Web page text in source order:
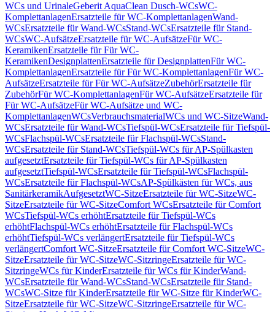
WCs und UrinaleGeberit AquaClean Dusch-WCsWC-
KomplettanlagenErsatzteile für WC-KomplettanlagenWand-
WCsErsatzteile für Wand-WCsStand-WCsErsatzteile für Stand-
WCsWC-AufsätzeErsatzteile für WC-AufsätzeFür WC-
KeramikenErsatzteile für Für WC-
KeramikenDesignplattenErsatzteile für DesignplattenFür WC-
KomplettanlagenErsatzteile für Für WC-KomplettanlagenFür WC-
AufsätzeErsatzteile für Für WC-AufsätzeZubehörErsatzteile für
ZubehörFür WC-KomplettanlagenFür WC-AufsätzeErsatzteile für
Für WC-AufsätzeFür WC-Aufsätze und WC-
KomplettanlagenWCsVerbrauchsmaterialWCs und WC-SitzeWand-
WCsErsatzteile für Wand-WCsTiefspül-WCsErsatzteile für Tiefspül-
WCsFlachspül-WCsErsatzteile für Flachspül-WCsStand-
WCsErsatzteile für Stand-WCsTiefspül-WCs für AP-Spülkasten
aufgesetztErsatzteile für Tiefspül-WCs für AP-Spülkasten
aufgesetztTiefspül-WCsErsatzteile für Tiefspül-WCsFlachspül-
WCsErsatzteile für Flachspül-WCsAP-Spülkästen für WCs, aus
SanitärkeramikAufgesetztWC-SitzeErsatzteile für WC-SitzeWC-
SitzeErsatzteile für WC-SitzeComfort WCsErsatzteile für Comfort
WCsTiefspül-WCs erhöhtErsatzteile für Tiefspül-WCs
erhöhtFlachspül-WCs erhöhtErsatzteile für Flachspül-WCs
erhöhtTiefspül-WCs verlängertErsatzteile für Tiefspül-WCs
verlängertComfort WC-SitzeErsatzteile für Comfort WC-SitzeWC-
SitzeErsatzteile für WC-SitzeWC-SitzringeErsatzteile für WC-
SitzringeWCs für KinderErsatzteile für WCs für KinderWand-
WCsErsatzteile für Wand-WCsStand-WCsErsatzteile für Stand-
WCsWC-Sitze für KinderErsatzteile für WC-Sitze für KinderWC-
SitzeErsatzteile für WC-SitzeWC-SitzringeErsatzteile für WC-